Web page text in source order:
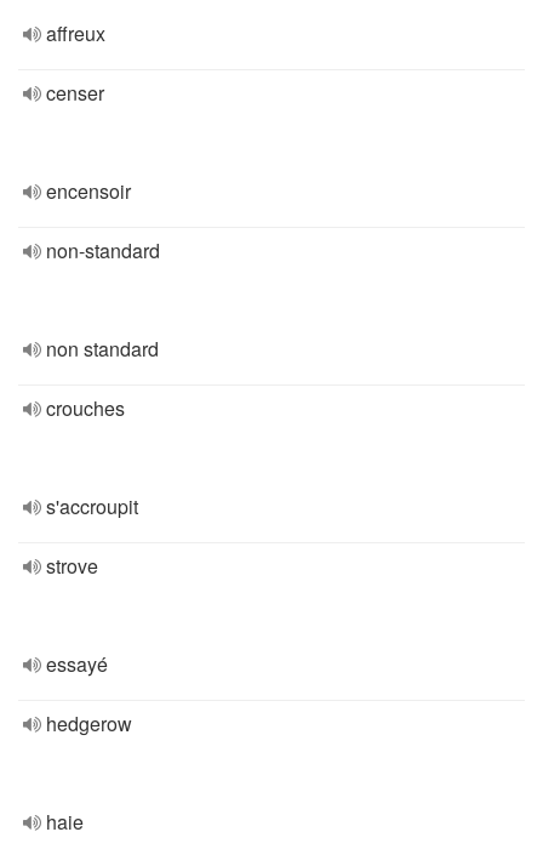
affreux
censer
encensoir
non-standard
non standard
crouches
s'accroupit
strove
essayé
hedgerow
haie